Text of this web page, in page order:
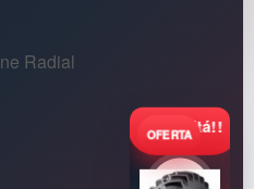
Radial
Consultá!!